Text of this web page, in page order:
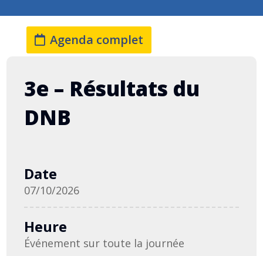
Agenda complet
3e – Résultats du
DNB
Date
07/10/2026
Heure
Événement sur toute la journée